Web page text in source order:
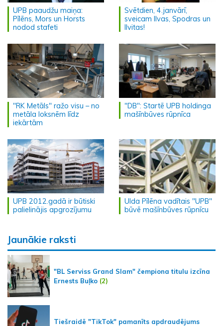
UPB paaudžu maiņa:
Pīlēns, Mors un Horsts
nodod stafeti
Svētdien, 4.janvārī,
sveicam Ilvas, Spodras un
Ilvitas!
"RK Metāls" ražo visu – no
metāla loksnēm līdz
iekārtām
"DB": Startē UPB holdinga
mašīnbūves rūpnīca
UPB 2012.gadā ir būtiski
palielinājis apgrozījumu
Ulda Pīlēna vadītais "UPB"
būvē mašīnbūves rūpnīcu
Jaunākie raksti
"BL Serviss Grand Slam" čempiona titulu izcīna
Ernests Buļko (2)
Tiešraidē "TikTok" pamanīts apdraudējums